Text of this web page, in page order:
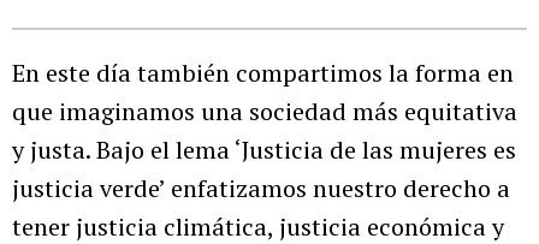
En este día también compartimos la forma en
que imaginamos una sociedad más equitativa
y justa. Bajo el lema ‘Justicia de las mujeres es
justicia verde’ enfatizamos nuestro derecho a
tener justicia climática, justicia económica y